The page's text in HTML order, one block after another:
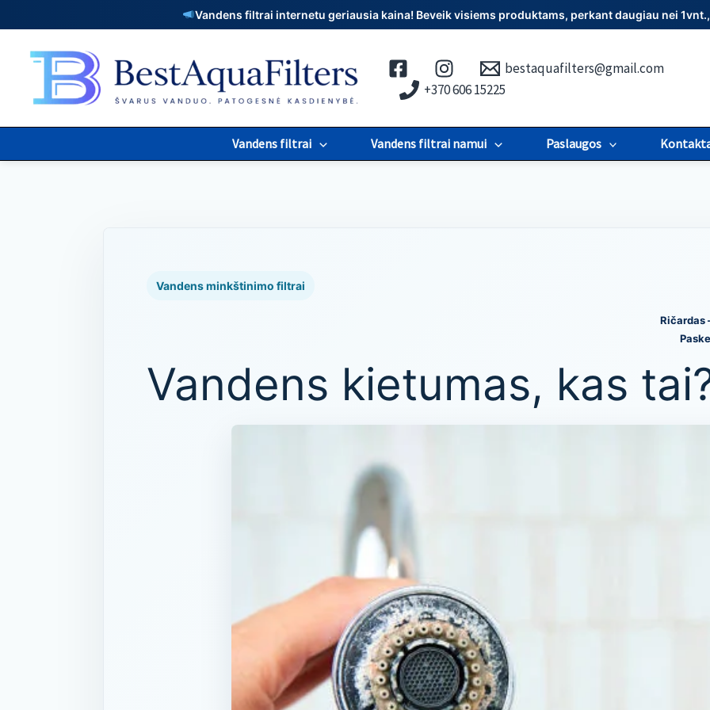
Vandens filtrai internetu geriausia kaina! Beveik visiems produktams, perkant daugiau nei
prie
turinio
bestaquafilters@gmail.com
+370 606 15225
Vandens filtrai Vandens filtrai namui Paslaugos
Vandens minkštinimo filtrai
Ričardas
Vandens kietumas, kas